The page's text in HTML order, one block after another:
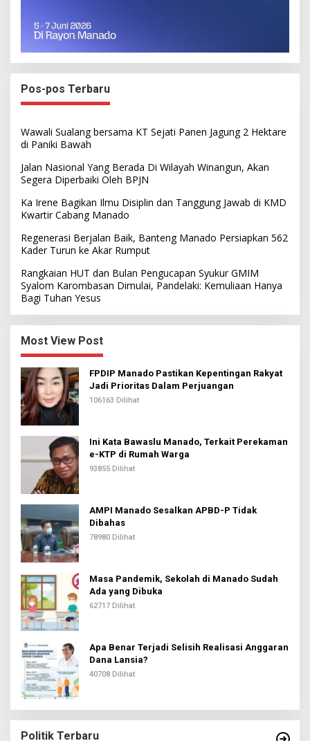
Pos-pos Terbaru
Wawali Sualang bersama KT Sejati Panen Jagung 2 Hektare
di Paniki Bawah
Jalan Nasional Yang Berada Di Wilayah Winangun, Akan
Segera Diperbaiki Oleh BPJN
Ka Irene Bagikan Ilmu Disiplin dan Tanggung Jawab di KMD
Kwartir Cabang Manado
Regenerasi Berjalan Baik, Banteng Manado Persiapkan 562
Kader Turun ke Akar Rumput
Rangkaian HUT dan Bulan Pengucapan Syukur GMIM
Syalom Karombasan Dimulai, Pandelaki: Kemuliaan Hanya
Bagi Tuhan Yesus
Most View Post
FPDIP Manado Pastikan Kepentingan Rakyat
Jadi Prioritas Dalam Perjuangan
106163 Dilihat
Ini Kata Bawaslu Manado, Terkait Perekaman
e-KTP di Rumah Warga
93855 Dilihat
AMPI Manado Sesalkan APBD-P Tidak
Dibahas
78980 Dilihat
Masa Pandemik, Sekolah di Manado Sudah
Ada yang Dibuka
62717 Dilihat
Apa Benar Terjadi Selisih Realisasi Anggaran
Dana Lansia?
40708 Dilihat
Politik Terbaru